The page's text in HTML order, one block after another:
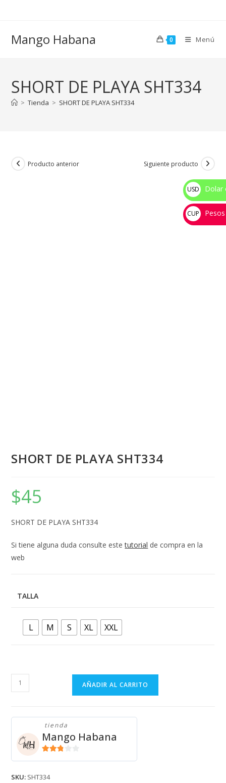
Mango Habana 0 Menú
SHORT DE PLAYA SHT334
> Tienda > SHORT DE PLAYA SHT334
Producto anterior Siguiente producto
SHORT DE PLAYA SHT334
$45
SHORT DE PLAYA SHT334
Si tiene alguna duda consulte estetutorial de compra en la
web
TALLA
L M S XL XXL
SHORT
DE
SHT334
AÑADIR AL CARRITO
tienda
Mango Habana
SKU: SHT334
USD
$
Dolar
CUP
💰
Pesos